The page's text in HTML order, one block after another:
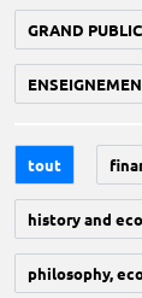
GRAND PUBLIC
tout
history and
philosophy,